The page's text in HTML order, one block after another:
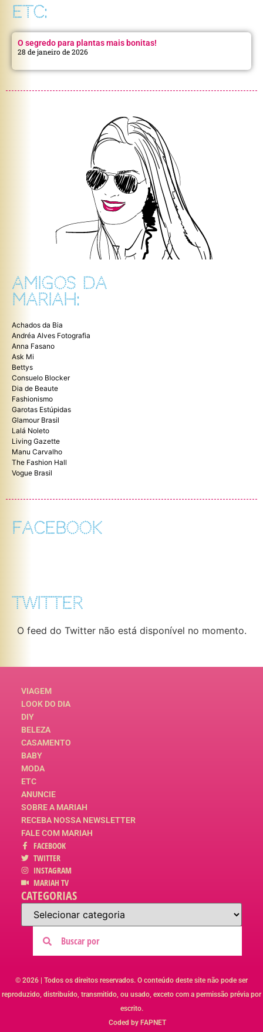
ETC:
O segredo para plantas mais bonitas!
28 de janeiro de 2026
AMIGOS DA
MARIAH:
Achados da Bia
Andréa Alves Fotografia
Anna Fasano
Ask Mi
Bettys
Consuelo Blocker
Dia de Beaute
Fashionismo
Garotas Estúpidas
Glamour Brasil
Lalá Noleto
Living Gazette
Manu Carvalho
The Fashion Hall
Vogue Brasil
FACEBOOK
TWITTER
O feed do Twitter não está disponível no momento.
VIAGEM
LOOK DO DIA
DIY
BELEZA
CASAMENTO
BABY
MODA
ETC
ANUNCIE
SOBRE A MARIAH
RECEBA NOSSA NEWSLETTER
FALE COM MARIAH
FACEBOOK
TWITTER
INSTAGRAM
MARIAH TV
CATEGORIAS
© 2026 | Todos os direitos reservados. O conteúdo deste site não pode ser
reproduzido, distribuído, transmitido, ou usado, exceto com a permissão prévia por
escrito.
Coded by FAPNET